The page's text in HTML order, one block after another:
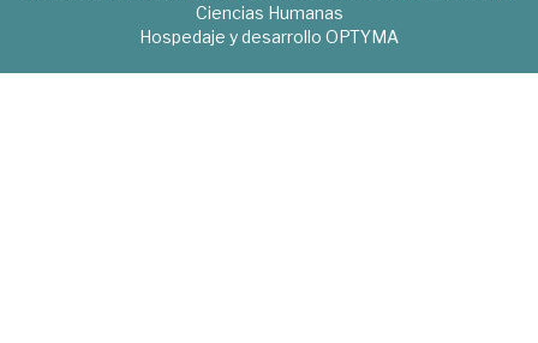
Ciencias Humanas
Hospedaje y desarrollo OPTYMA